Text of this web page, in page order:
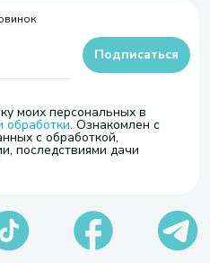
моих персональных в
обработки. Ознакомлен с
с обработкой,
последствиями дачи
Подписаться